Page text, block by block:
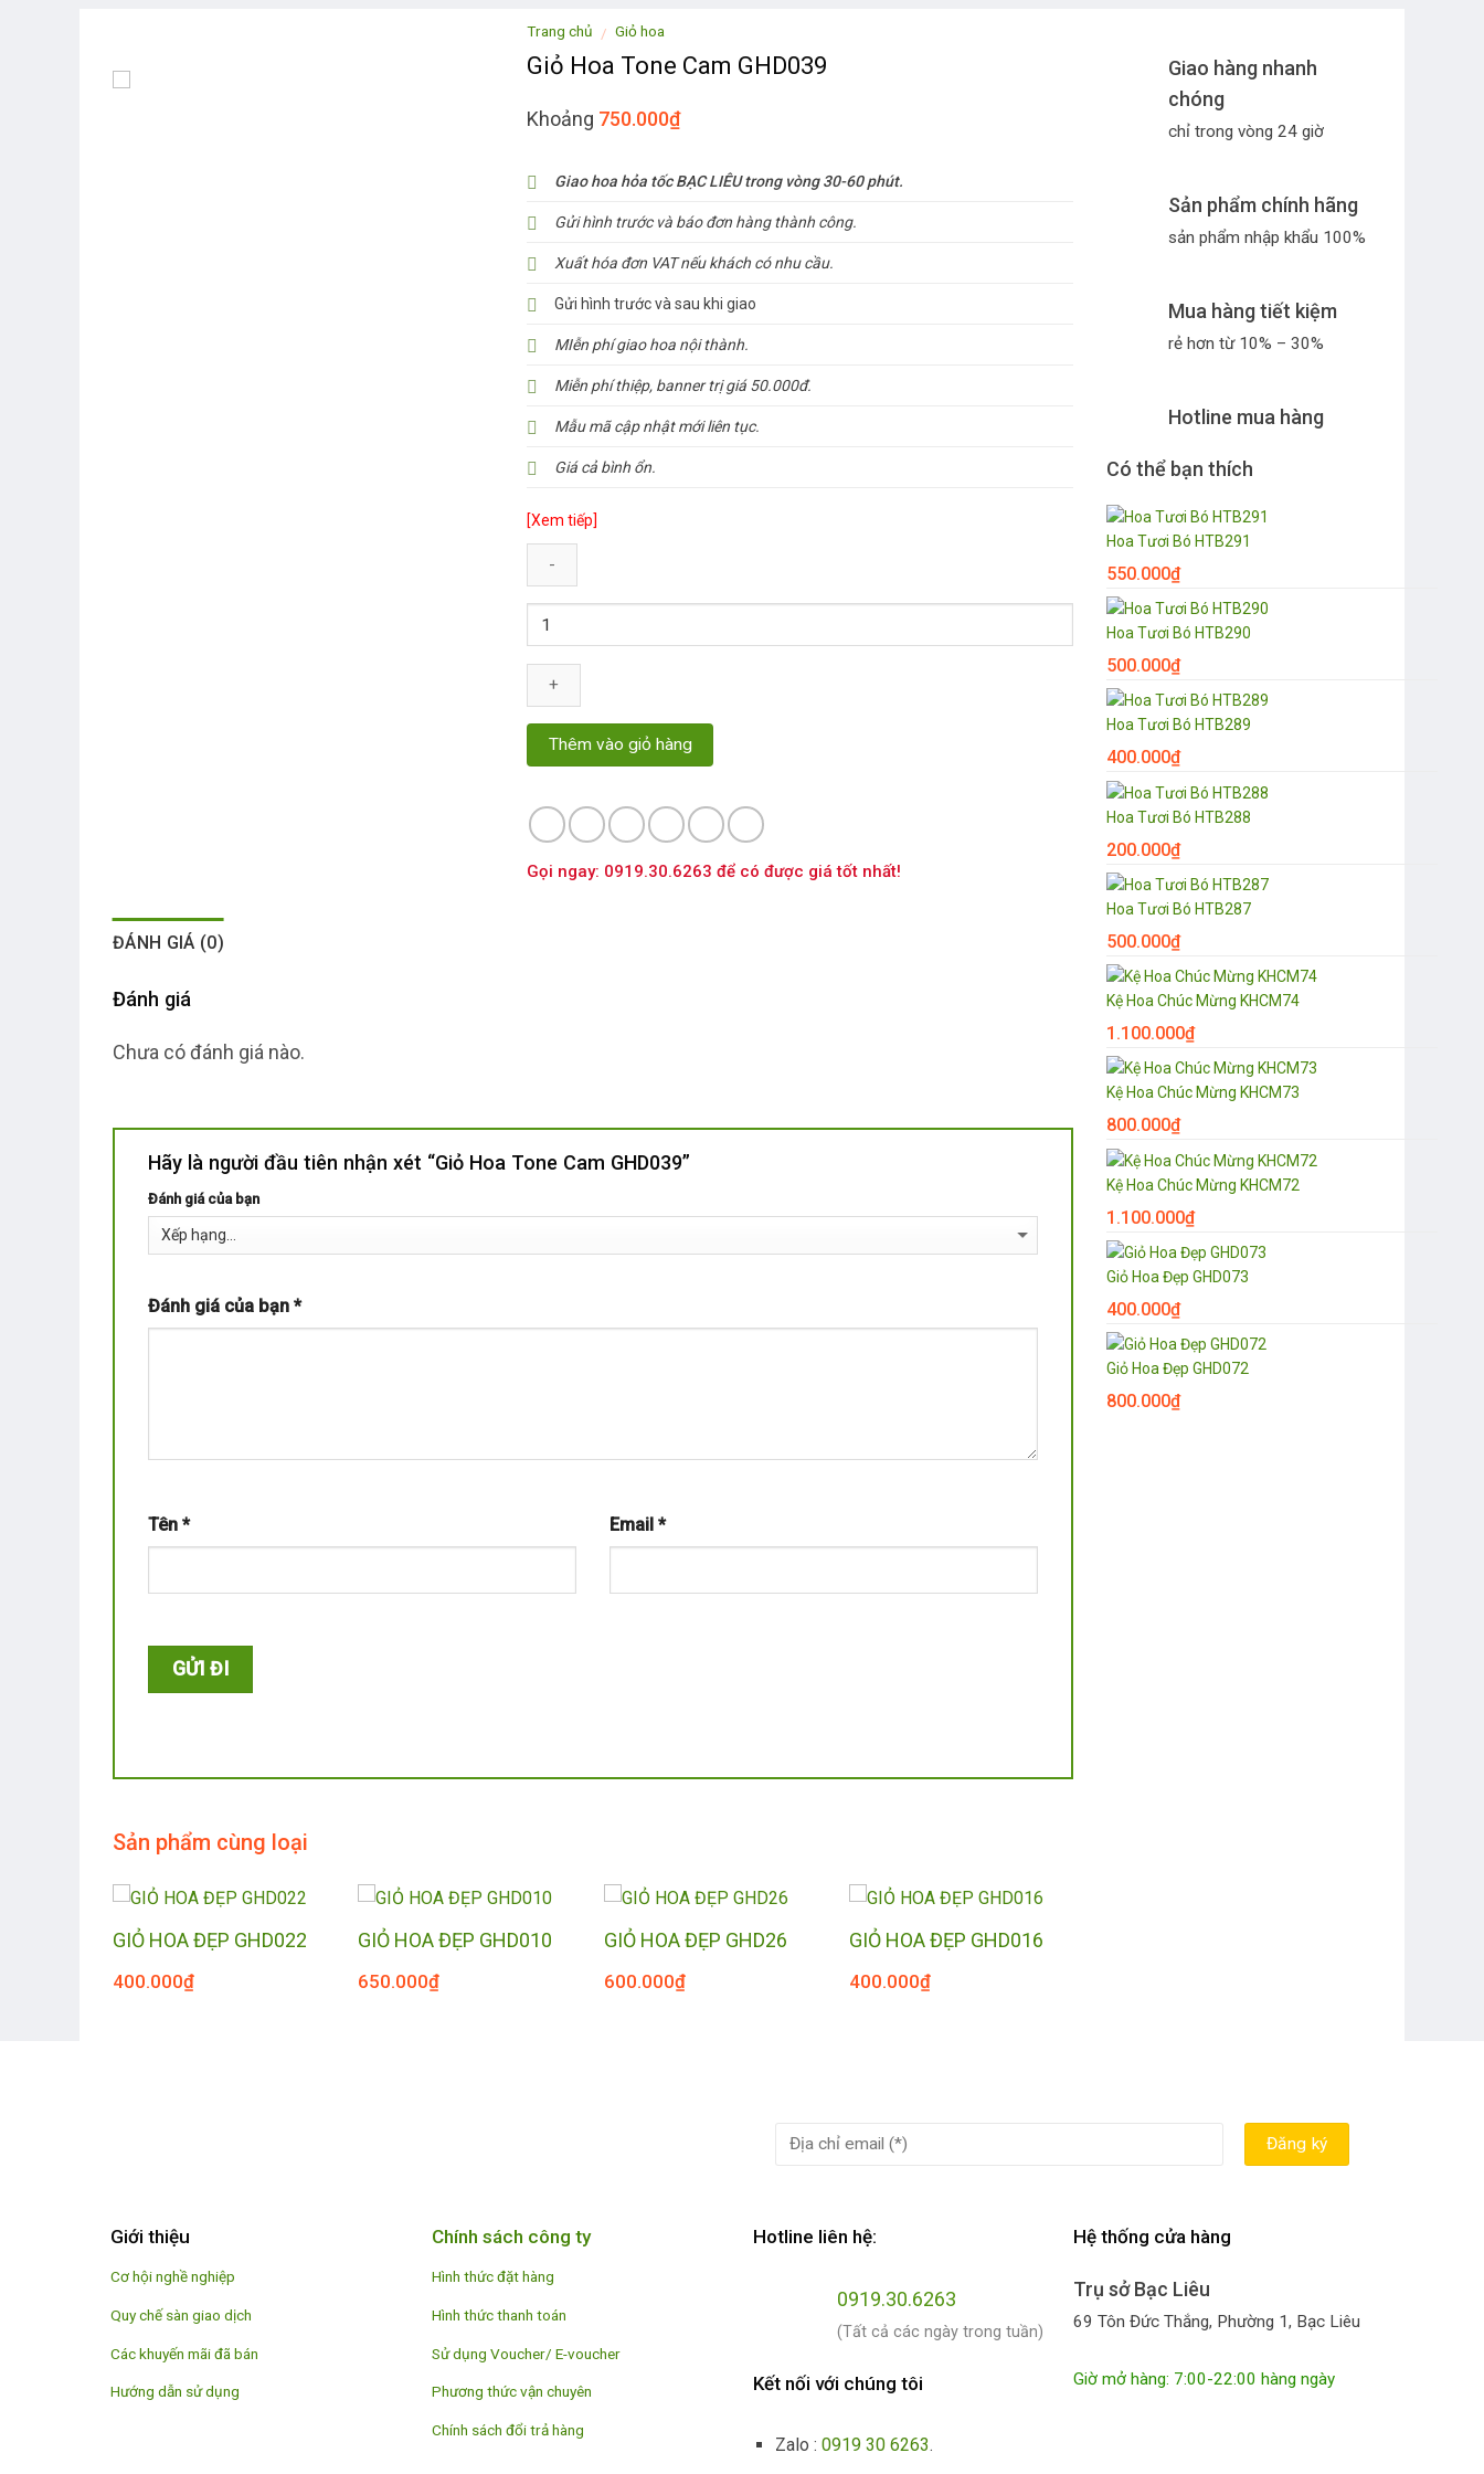
Trang chủ / Giỏ hoa
Giỏ Hoa Tone Cam GHD039
Khoảng 750.000₫
Giao hoa hỏa tốc BẠC LIÊU trong vòng 30-60 phút.
Gửi hình trước và báo đơn hàng thành công.
Xuất hóa đơn VAT nếu khách có nhu cầu.
Gửi hình trước và sau khi giao
MIễn phí giao hoa nội thành.
Miễn phí thiệp, banner trị giá 50.000đ.
Mẫu mã cập nhật mới liên tục.
Giá cả bình ổn.
[Xem tiếp]
Thêm vào giỏ hàng
Gọi ngay: 0919.30.6263 để có được giá tốt nhất!
ĐÁNH GIÁ (0)
Đánh giá
Chưa có đánh giá nào.
Hãy là người đầu tiên nhận xét “Giỏ Hoa Tone Cam GHD039”
Đánh giá của bạn
Đánh giá của bạn *
Tên * Email *
Sản phẩm cùng loại
GIỎ HOA ĐẸP GHD022
400.000₫
GIỎ HOA ĐẸP GHD010
650.000₫
GIỎ HOA ĐẸP GHD26
600.000₫
GIỎ HOA ĐẸP GHD016
400.000₫
Giao hàng nhanh
chóng
chỉ trong vòng 24 giờ
Sản phẩm chính hãng
sản phẩm nhập khẩu 100%
Mua hàng tiết kiệm
rẻ hơn từ 10% – 30%
Hotline mua hàng
Có thể bạn thích
Hoa Tươi Bó HTB291
550.000₫
Hoa Tươi Bó HTB290
500.000₫
Hoa Tươi Bó HTB289
400.000₫
Hoa Tươi Bó HTB288
200.000₫
Hoa Tươi Bó HTB287
500.000₫
Kệ Hoa Chúc Mừng KHCM74
1.100.000₫
Kệ Hoa Chúc Mừng KHCM73
800.000₫
Kệ Hoa Chúc Mừng KHCM72
1.100.000₫
Giỏ Hoa Đẹp GHD073
400.000₫
Giỏ Hoa Đẹp GHD072
800.000₫
Giới thiệu
Cơ hội nghề nghiệp
Quy chế sàn giao dịch
Các khuyến mãi đã bán
Hướng dẫn sử dụng
Chính sách công ty
Hình thức đặt hàng
Hình thức thanh toán
Sử dụng Voucher/ E-voucher
Phương thức vận chuyên
Chính sách đổi trả hàng
Hotline liên hệ:
0919.30.6263
(Tất cả các ngày trong tuần)
Kết nối với chúng tôi
Zalo :0919 30 6263.
Hệ thống cửa hàng
Trụ sở Bạc Liêu
69 Tôn Đức Thắng, Phường 1, Bạc Liêu
Giờ mở hàng: 7:00-22:00 hàng ngày